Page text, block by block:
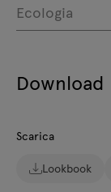
Ecologia
Download
Scarica
Lookbook